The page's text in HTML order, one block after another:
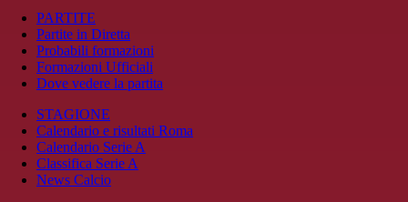
PARTITE
Partite in Diretta
Probabili formazioni
Formazioni Ufficiali
Dove vedere la partita
STAGIONE
Calendario e risultati Roma
Calendario Serie A
Classifica Serie A
News Calcio